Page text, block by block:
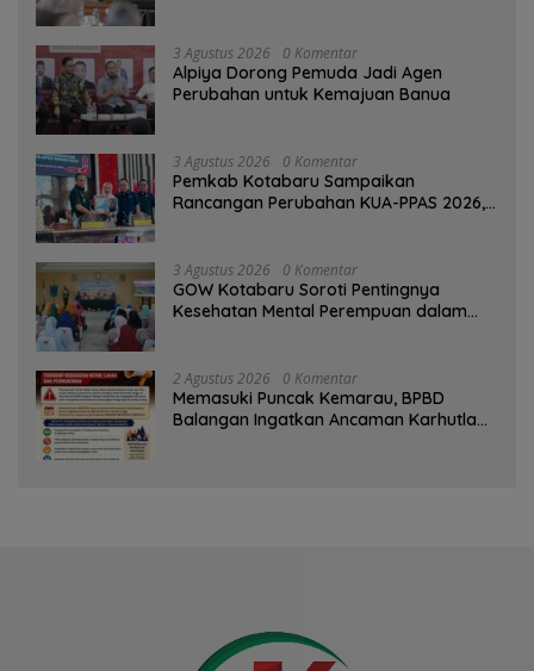
3 Agustus 2026 0 Komentar
‎Alpiya Dorong Pemuda Jadi Agen
Perubahan untuk Kemajuan Banua ‎
3 Agustus 2026 0 Komentar
Pemkab Kotabaru Sampaikan
Rancangan Perubahan KUA-PPAS 2026,
3 Agustus 2026 0 Komentar
GOW Kotabaru Soroti Pentingnya
Kesehatan Mental Perempuan dalam
2 Agustus 2026 0 Komentar
Memasuki Puncak Kemarau, BPBD
Balangan Ingatkan Ancaman Karhutla